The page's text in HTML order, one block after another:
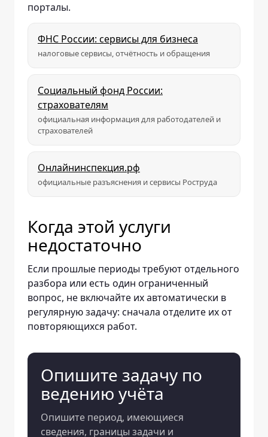
порталы.
ФНС России: сервисы для бизнеса
налоговые сервисы, отчётность и обращения
Социальный фонд России:
страхователям
официальная информация для работодателей и
страхователей
Онлайнинспекция.рф
официальные разъяснения и сервисы Роструда
Когда этой услуги
недостаточно
Если прошлые периоды требуют отдельного
разбора или есть один ограниченный
вопрос, не включайте их автоматически в
регулярную задачу: сначала отделите их от
повторяющихся работ.
Опишите задачу по
ведению учёта
Опишите период, имеющиеся
сведения, границы задачи и